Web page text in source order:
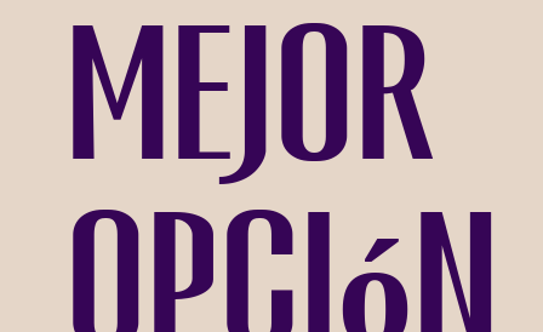
mejor
opción